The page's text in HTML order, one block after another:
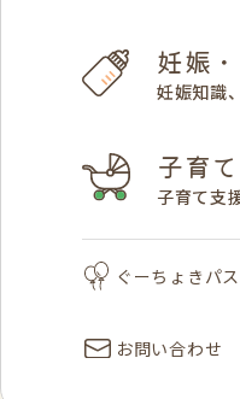
妊娠
妊娠知識
子育て
子育て支
ぐーちょきパ
お問い合わせ